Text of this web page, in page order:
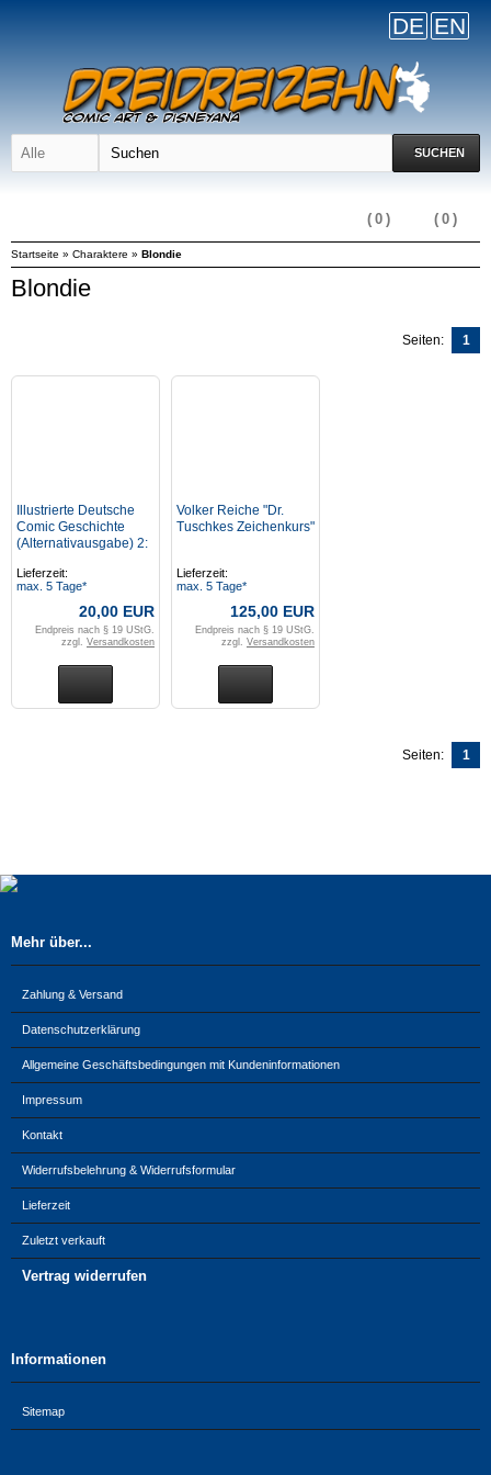
DE EN
SUCHEN
( 0 )
( 0 )
Startseite » Charaktere » Blondie
Blondie
Seiten: 1
Illustrierte Deutsche
Comic Geschichte
(Alternativausgabe) 2:
Lieferzeit:
max. 5 Tage*
20,00 EUR
Endpreis nach § 19 UStG.
zzgl. Versandkosten
Volker Reiche "Dr.
Tuschkes Zeichenkurs"
Lieferzeit:
max. 5 Tage*
125,00 EUR
Endpreis nach § 19 UStG.
zzgl. Versandkosten
Seiten: 1
Mehr über...
Zahlung & Versand
Datenschutzerklärung
Allgemeine Geschäftsbedingungen mit Kundeninformationen
Impressum
Kontakt
Widerrufsbelehrung & Widerrufsformular
Lieferzeit
Zuletzt verkauft
Vertrag widerrufen
Informationen
Sitemap